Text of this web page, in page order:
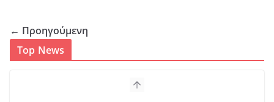
← Προηγούμενη
Top News
Ο Φωκικός παρουσιάζει την